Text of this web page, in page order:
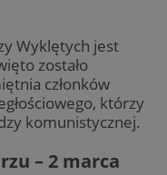
Wyklętych jest
zostało
członków
którzy
komunistycznej.
– 2 marca